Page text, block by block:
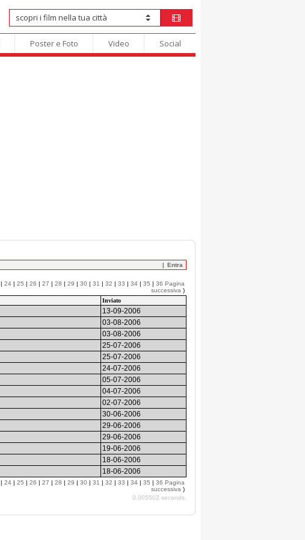
Poster e Foto Video Social
Entra
| 24 | 25 | 26 | 27 | 28 | 29 | 30 | 31 | 32 | 33 | 34 | 35 | 36 Pagina
successiva )
Inviato
13-09-2006
03-08-2006
03-08-2006
25-07-2006
25-07-2006
24-07-2006
05-07-2006
04-07-2006
02-07-2006
30-06-2006
29-06-2006
29-06-2006
19-06-2006
18-06-2006
18-06-2006
| 24 | 25 | 26 | 27 | 28 | 29 | 30 | 31 | 32 | 33 | 34 | 35 | 36 Pagina
successiva )
0.005502 seconds.